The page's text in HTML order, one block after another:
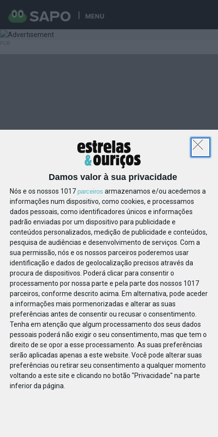
Damos valor à sua privacidade
Nós e os nossos 1017 parceiros armazenamos e/ou acedemos a
informações num dispositivo, como cookies, e processamos
dados pessoais, como identificadores únicos e informações
padrão enviadas por um dispositivo para publicidade e
conteúdos personalizados, medição de publicidade e conteúdos,
pesquisa de audiências e desenvolvimento de serviços. Com a
sua permissão, nós e os nossos parceiros poderemos usar
identificação e dados de geolocalização precisos através da
procura de dispositivos. Poderá clicar para consentir o
processamento por nossa parte e pela parte dos nossos 1017
parceiros, conforme descrito acima. Em alternativa, pode aceder
a informações mais pormenorizadas e alterar as suas
preferências antes de consentir ou recusar o consentimento.
Tenha em atenção que algum processamento dos seus dados
pessoais poderá não exigir o seu consentimento, mas que tem o
direito de se opor a esse processamento. As suas preferências
serão aplicadas apenas a este website. Você pode alterar suas
preferências ou retirar seu consentimento a qualquer momento
voltando a este site e clicando no botão "Privacidade" na parte
inferior da página.
MENU
633931175679624